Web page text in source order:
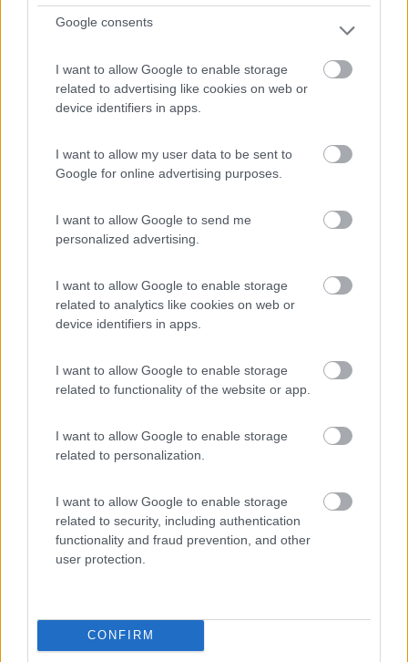
Google consents
I want to allow Google to enable storage
related to advertising like cookies on web or
device identifiers in apps.
I want to allow my user data to be sent to
Google for online advertising purposes.
I want to allow Google to send me
personalized advertising.
I want to allow Google to enable storage
related to analytics like cookies on web or
device identifiers in apps.
I want to allow Google to enable storage
related to functionality of the website or app.
I want to allow Google to enable storage
related to personalization.
I want to allow Google to enable storage
related to security, including authentication
functionality and fraud prevention, and other
user protection.
CONFIRM
Servizi / Posizione
In centro al borgo di Bosco e a 30’ a piedi da Rubano, ...
Via Cavallotto - loc. Bosco
Parcheggio Piazza Rabin
7,4 28
Servizi / Posizione
vide...
Padova (PD) - 15.2km